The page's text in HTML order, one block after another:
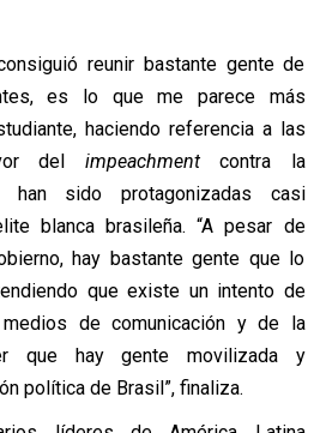
reunir bastante gente de
es lo que me parece más
haciendo referencia a las
del impeachment contra la
han sido protagonizadas casi
blanca brasileña. “A pesar de
hay bastante gente que lo
que existe un intento de
de comunicación y de la
que hay gente movilizada y
política de Brasil”, finaliza.